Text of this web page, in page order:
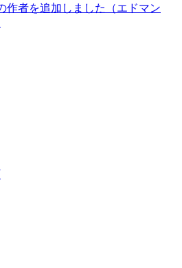
作者を追加しました（エドマン